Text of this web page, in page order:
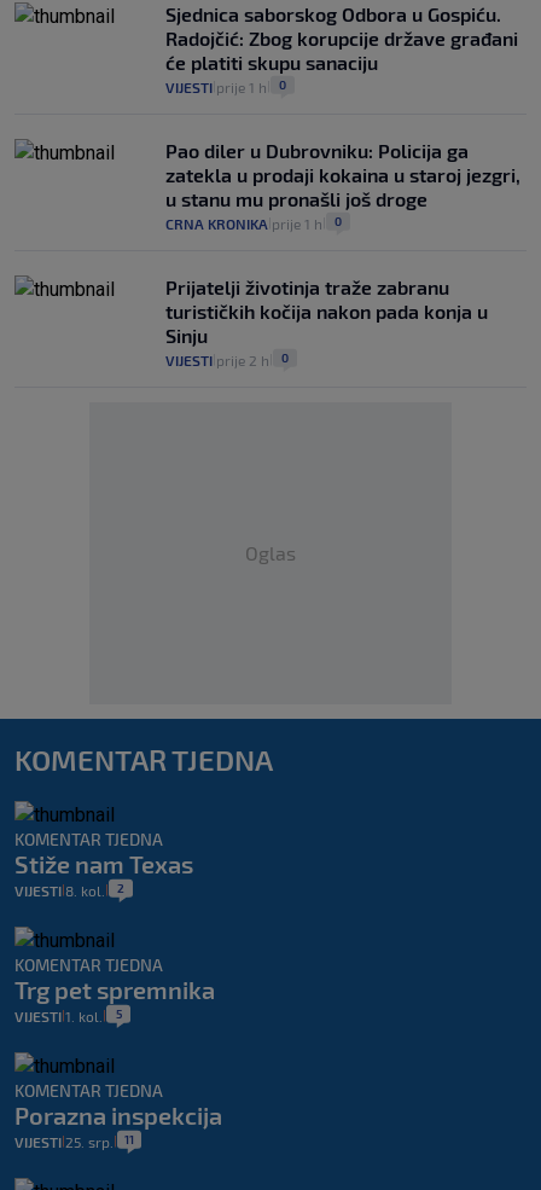
Sjednica saborskog Odbora u Gospiću.
Radojčić: Zbog korupcije države građani
će platiti skupu sanaciju
VIJESTI prije 1 h 0
Pao diler u Dubrovniku: Policija ga
zatekla u prodaji kokaina u staroj jezgri,
u stanu mu pronašli još droge
CRNA KRONIKA prije 1 h 0
Prijatelji životinja traže zabranu
turističkih kočija nakon pada konja u
Sinju
VIJESTI prije 2 h 0
Oglas
KOMENTAR TJEDNA
KOMENTAR TJEDNA
Stiže nam Texas
VIJESTI 8. kol. 2
KOMENTAR TJEDNA
Trg pet spremnika
VIJESTI 1. kol. 5
KOMENTAR TJEDNA
Porazna inspekcija
VIJESTI 25. srp. 11